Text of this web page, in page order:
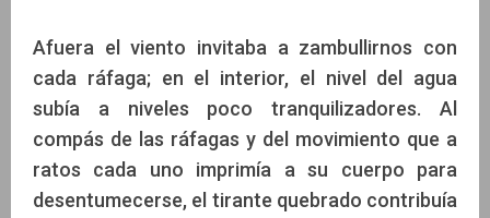
Afuera el viento invitaba a zambullirnos con
cada ráfaga; en el interior, el nivel del agua
subía a niveles poco tranquilizadores. Al
compás de las ráfagas y del movimiento que a
ratos cada uno imprimía a su cuerpo para
desentumecerse, el tirante quebrado contribuía